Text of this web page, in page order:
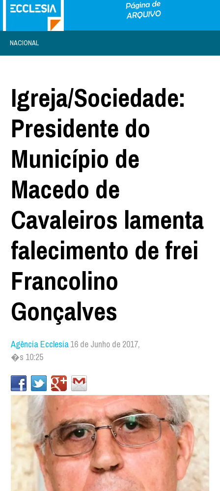
NACIONAL
Igreja/Sociedade:
Presidente do
Município de
Macedo de
Cavaleiros lamenta
falecimento de frei
Francolino
Gonçalves
Agência Ecclesia16 de Junho de 2017,
�s 10:25